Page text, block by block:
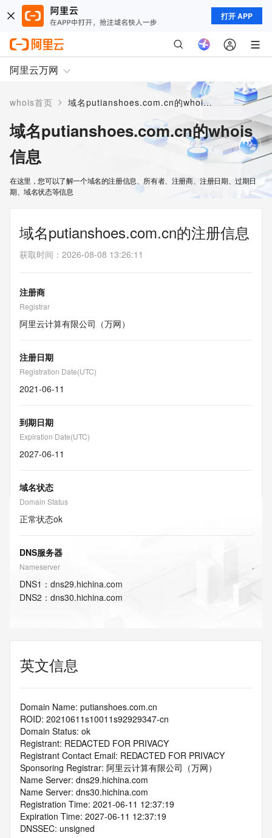
打开 APP
阿里云万网
whois首页 > 域名putianshoes.com.cn的whois信息
域名putianshoes.com.cn的whois
信息
在这里，您可以了解一个域名的注册信息、所有者、注册商、注册日期、过期日
期、域名状态等信息
域名putianshoes.com.cn的注册信息
获取时间 ： 2026-08-08 13:26:11
注册商
Registrar
阿里云计算有限公司（万网）
注册日期
Registration Date(UTC)
2021-06-11
到期日期
Expiration Date(UTC)
2027-06-11
域名状态
Domain Status
正常状态ok
DNS服务器
Nameserver
DNS1 ： dns29.hichina.com
DNS2 ： dns30.hichina.com
英文信息
Domain Name: putianshoes.com.cn
ROID: 20210611s10011s92929347-cn
Domain Status: ok
Registrant: REDACTED FOR PRIVACY
Registrant Contact Email: REDACTED FOR PRIVACY
Sponsoring Registrar: 阿里云计算有限公司（万网）
Name Server: dns29.hichina.com
Name Server: dns30.hichina.com
Registration Time: 2021-06-11 12:37:19
Expiration Time: 2027-06-11 12:37:19
DNSSEC: unsigned